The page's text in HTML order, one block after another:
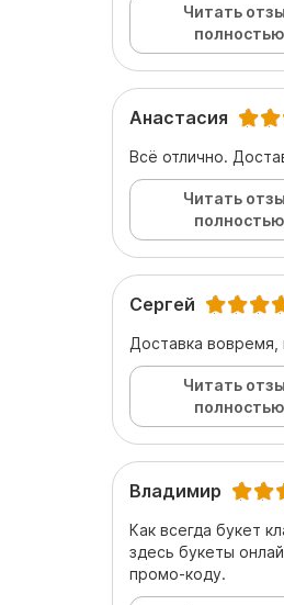
Читать
полностью
Анастасия
Всё отлично.
Читать
полностью
Сергей
Доставка
Читать
полностью
Владимир
Как всегда букет
здесь букеты
промо-коду.